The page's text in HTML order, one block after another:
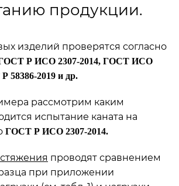
продукции.
изделий проверятся согласно
Р ИСО 2307-2014, ГОСТ ИСО
58386-2019 и др.
рассмотрим каким
испытание каната на
ГОСТ Р ИСО 2307-2014.
проводят сравнением
при приложении